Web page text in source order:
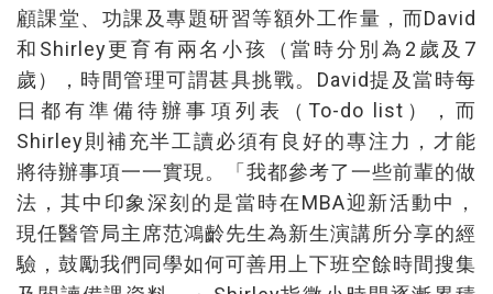
顧課堂、功課及專題研習等額外工作量，而David
和Shirley更育有兩名小孩（當時分別為2歲及7
歲），時間管理可謂甚具挑戰。David提及當時每
日都有準備待辦事項列表（To-do list），而
Shirley則補充半工讀必須有良好的專注力，才能
將待辦事項一一實現。「我都參考了一些前輩的做
法，其中印象深刻的是當時在MBA迎新活動中，
現任醫管局主席范鴻齡先生為新生演講所分享的經
驗，鼓勵我們同學如何可善用上下班空餘時間搜集